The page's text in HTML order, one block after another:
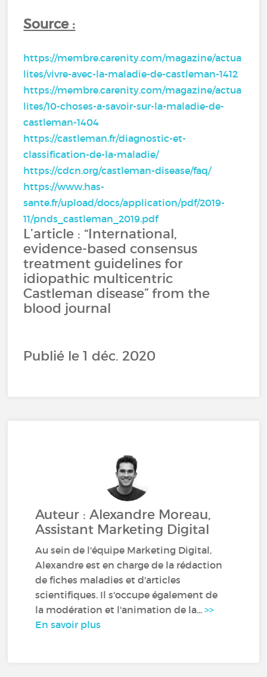
Source :
https://membre.carenity.com/magazine/actua
lites/vivre-avec-la-maladie-de-castleman-1412
https://membre.carenity.com/magazine/actua
lites/10-choses-a-savoir-sur-la-maladie-de-
castleman-1404
https://castleman.fr/diagnostic-et-
classification-de-la-maladie/
https://cdcn.org/castleman-disease/faq/
https://www.has-
sante.fr/upload/docs/application/pdf/2019-
11/pnds_castleman_2019.pdf
L’article : “International,
evidence-based consensus
treatment guidelines for
idiopathic multicentric
Castleman disease” from the
blood journal
Publié le 1 déc. 2020
Auteur : Alexandre Moreau,
Assistant Marketing Digital
Au sein de l'équipe Marketing Digital,
Alexandre est en charge de la rédaction
de fiches maladies et d'articles
scientifiques. Il s'occupe également de
la modération et l'animation de la...>>
En savoir plus